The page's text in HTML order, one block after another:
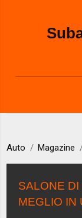
Auto Magazine
SALONE
MEGLIO IN